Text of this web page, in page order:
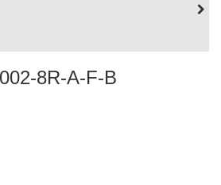
8R-A-F-B